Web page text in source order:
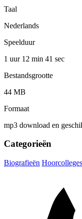
Taal
Nederlands
Speelduur
1 uur 12 min 41 sec
Bestandsgrootte
44 MB
Formaat
mp3 download en
Categorieën
Biografieën Hoorcolleges